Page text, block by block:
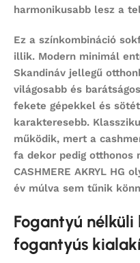
harmonikusabb lesz a
Ez a színkombináció
illik. Modern minimál
Skandináv jellegű
világosabb és
fekete gépekkel és
karakteresebb.
működik, mert a
fa dekor pedig otthonos
CASHMERE AKRYL HG
év múlva sem tűnik
Fogantyú
fogantyús